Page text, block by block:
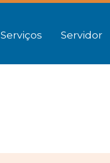
Serviços Servidor